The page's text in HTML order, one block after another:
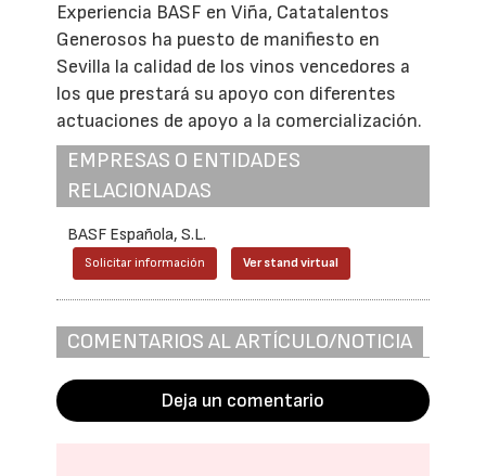
Experiencia BASF en Viña, Catatalentos
Generosos ha puesto de manifiesto en
Sevilla la calidad de los vinos vencedores a
los que prestará su apoyo con diferentes
actuaciones de apoyo a la comercialización.
EMPRESAS O ENTIDADES
RELACIONADAS
BASF Española, S.L.
Solicitar información Ver stand virtual
COMENTARIOS AL ARTÍCULO/NOTICIA
Deja un comentario